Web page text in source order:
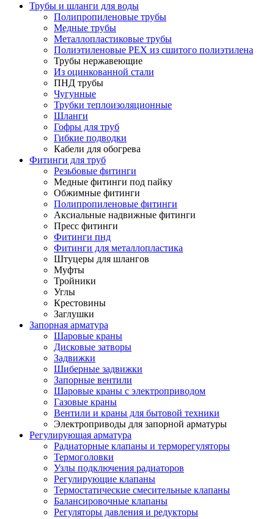
Трубы и шланги для воды
Полипропиленовые трубы
Медные трубы
Металлопластиковые трубы
Полиэтиленовые PEX из сшитого полиэтилена
Трубы нержавеющие
Из оцинкованной стали
ПНД трубы
Чугунные
Трубки теплоизоляционные
Шланги
Гофры для труб
Гибкие подводки
Кабели для обогрева
Фитинги для труб
Резьбовые фитинги
Медные фитинги под пайку
Обжимные фитинги
Полипропиленовые фитинги
Аксиальные надвижные фитинги
Пресс фитинги
Фитинги пнд
Фитинги для металлопластика
Штуцеры для шлангов
Муфты
Тройники
Углы
Крестовины
Заглушки
Запорная арматура
Шаровые краны
Дисковые затворы
Задвижки
Шиберные задвижки
Запорные вентили
Шаровые краны с электроприводом
Газовые краны
Вентили и краны для бытовой техники
Электроприводы для запорной арматуры
Регулирующая арматура
Радиаторные клапаны и терморегуляторы
Термоголовки
Узлы подключения радиаторов
Регулирующие клапаны
Термостатические смесительные клапаны
Балансировочные клапаны
Регуляторы давления и редукторы